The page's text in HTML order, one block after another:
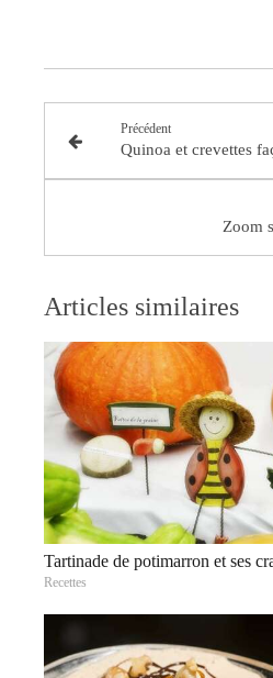
Précédent
Quinoa et crevettes
Zoom
Articles similaires
Tartinade de potimarron et ses
Recettes